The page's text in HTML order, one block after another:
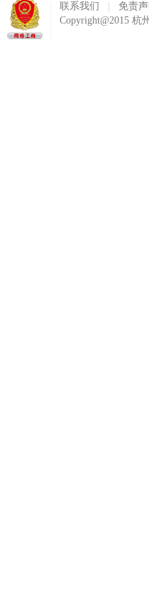
联系我们 免责
Copyright@2015 杭